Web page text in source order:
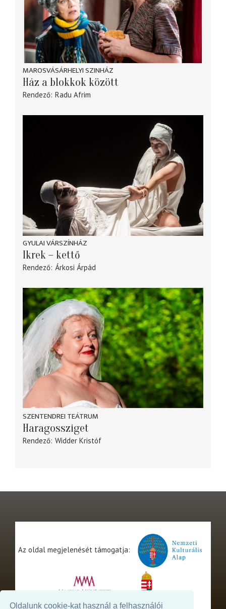
Oldalunk cookie-kat használ a felhasználói
MAROSVÁSÁRHELYI SZINHÁZ
Ház a blokkok között
Rendező Radu Afrim
GYULAI VÁRSZÍNHÁZ
Ikrek – kettő
Rendező Árkosi Árpád
SZENTENDREI TEÁTRUM
Haragossziget
Rendező Widder Kristóf
Az oldal megjelenését támogatja: